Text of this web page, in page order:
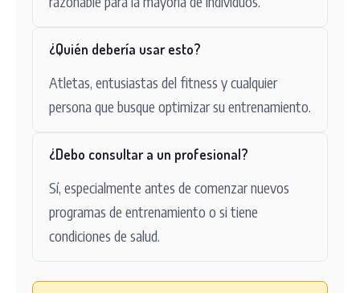
¿Quién debería usar esto?
Atletas, entusiastas del fitness y cualquier
persona que busque optimizar su entrenamiento.
¿Debo consultar a un profesional?
Sí, especialmente antes de comenzar nuevos
programas de entrenamiento o si tiene
condiciones de salud.